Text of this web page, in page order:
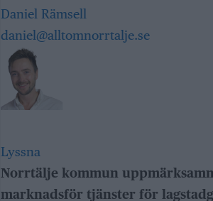
Daniel Rämsell
daniel@alltomnorrtalje.se
Lyssna
Norrtälje kommun
marknadsför tjänster för